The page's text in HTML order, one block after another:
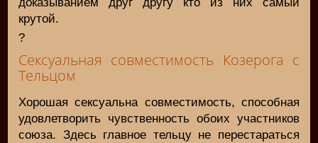
крутой.
?
Сексуальная совместимость Козерога с
Тельцом
Хорошая сексуальна совместимость, способная
удовлетворить чувственность обоих участников
союза. Здесь главное тельцу не перестараться